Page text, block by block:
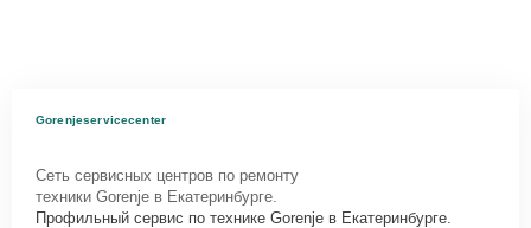
Gorenjeservicecenter
Сеть сервисных центров по ремонту
техники Gorenje в Екатеринбурге.
Профильный сервис по технике Gorenje в Екатеринбурге.